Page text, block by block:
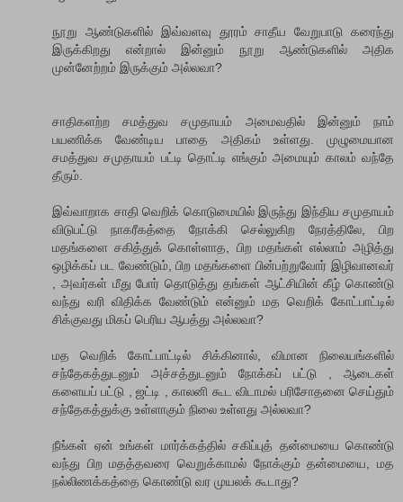
நூறு ஆண்டுகளில் இவ்வளவு தூரம் சாதீய வேறுபாடு கரைந்து
இருக்கிறது என்றால் இன்னும் நூறு ஆண்டுகளில் அதிக
முன்னேற்றம் இருக்கும் அல்லவா?
சாதிகளற்ற சமத்துவ சமுதாயம் அமைவதில் இன்னும் நாம்
பயணிக்க வேண்டிய பாதை அதிகம் உள்ளது. முழுமையான
சமத்துவ சமுதாயம் பட்டி தொட்டி எங்கும் அமையும் காலம் வந்தே
தீரும்.
இவ்வாறாக சாதி வெறிக் கொடுமையில் இருந்து இந்திய சமுதாயம்
விடுபட்டு நாகரீகத்தை நோக்கி செல்லுகிற நேரத்திலே, பிற
மதங்களை சகித்துக் கொள்ளாத, பிற மதங்கள் எல்லாம் அழித்து
ஒழிக்கப் பட வேண்டும், பிற மதங்களை பின்பற்றுவோர் இழிவானவர்
, அவர்கள் மீது போர் தொடுத்து தங்கள் ஆட்சியின் கீழ் கொண்டு
வந்து வரி விதிக்க வேண்டும் என்னும் மத வெறிக் கோட்பாட்டில்
சிக்குவது மிகப் பெரிய ஆபத்து அல்லவா?
மத வெறிக் கோட்பாட்டில் சிக்கினால், விமான நிலையங்களில்
சந்தேகத்துடனும் அச்சத்துடனும் நோக்கப் பட்டு , ஆடைகள்
களையப் பட்டு , ஜட்டி , காலனி கூட விடாமல் பரிசோதனை செய்தும்
சந்தேகத்துக்கு உள்ளாகும் நிலை உள்ளது அல்லவா?
நீங்கள் ஏன் உங்கள் மார்க்கத்தில் சகிப்புத் தன்மையை கொண்டு
வந்து பிற மதத்தவரை வெறுக்காமல் நோக்கும் தன்மையை, மத
நல்லிணக்கத்தை கொண்டு வர முயலக் கூடாது?